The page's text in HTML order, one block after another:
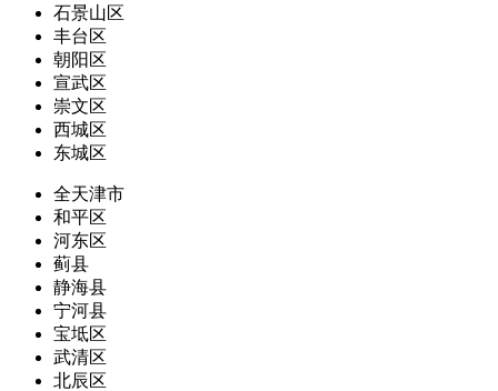
石景山区
丰台区
朝阳区
宣武区
崇文区
西城区
东城区
全天津市
和平区
河东区
蓟县
静海县
宁河县
宝坻区
武清区
北辰区